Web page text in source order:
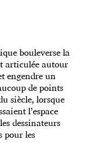
bouleverse la
articulée autour
engendre un
de points
siècle, lorsque
l’espace
dessinateurs
les